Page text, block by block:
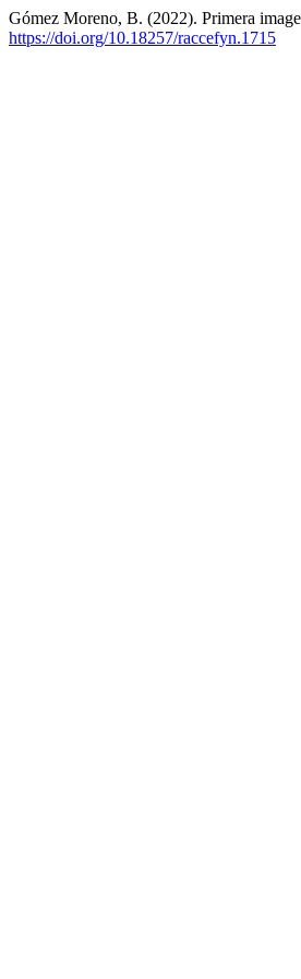
Gómez Moreno, B. (2022). Primera
https://doi.org/10.18257/raccefyn.1715